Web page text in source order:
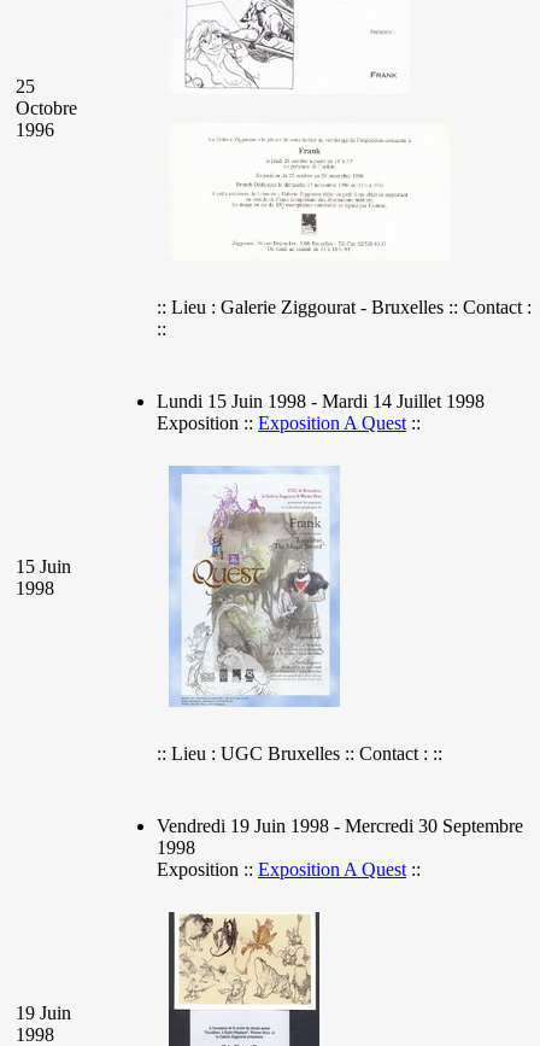
25
Octobre
1996
:: Lieu : Galerie Ziggourat - Bruxelles :: Contact :
::
15 Juin
1998
Lundi 15 Juin 1998 - Mardi 14 Juillet 1998
Exposition :: Exposition A Quest ::
:: Lieu : UGC Bruxelles :: Contact : ::
19 Juin
1998
Vendredi 19 Juin 1998 - Mercredi 30 Septembre
1998
Exposition :: Exposition A Quest ::